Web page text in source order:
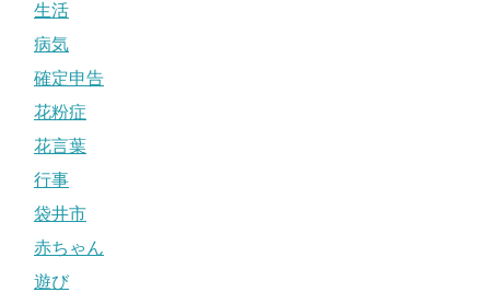
生活
病気
確定申告
花粉症
花言葉
行事
袋井市
赤ちゃん
遊び